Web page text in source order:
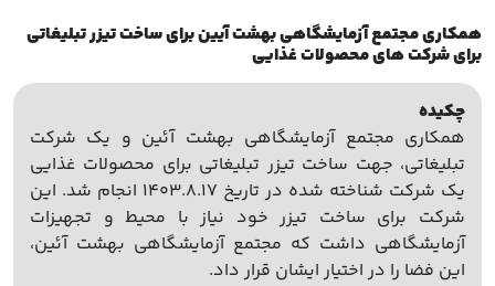
همکاری مجتمع آزمایشگاهی بهشت آیین برای ساخت تیزر تبلیغاتی
برای شرکت های محصولات غذایی
چکیده
همکاری مجتمع آزمایشگاهی بهشت آئین و یک شرکت
تبلیغاتی، جهت ساخت تیزر تبلیغاتی برای محصولات غذایی
یک شرکت شناخته شده در تاریخ 1403.8.17 انجام شد. این
شرکت برای ساخت تیزر خود نیاز با محیط و تجهیزات
آزمایشگاهی داشت که مجتمع آزمایشگاهی بهشت آئین،
این فضا را در اختیار ایشان قرار داد.